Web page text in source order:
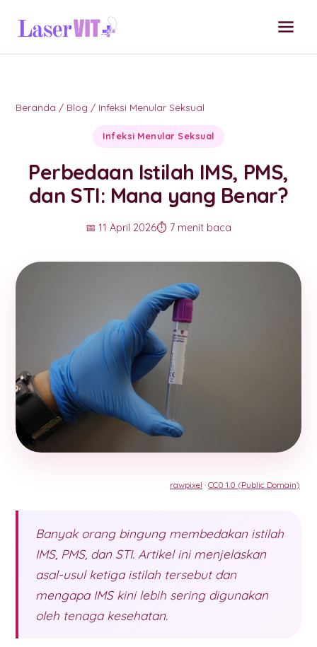
Beranda / Blog / Infeksi Menular Seksual
Infeksi Menular Seksual
Perbedaan Istilah IMS, PMS,
dan STI: Mana yang Benar?
📅 11 April 2026⏱️ 7 menit baca
rawpixel · CC0 1.0 (Public Domain)
Banyak orang bingung membedakan istilah
IMS, PMS, dan STI. Artikel ini menjelaskan
asal-usul ketiga istilah tersebut dan
mengapa IMS kini lebih sering digunakan
oleh tenaga kesehatan.